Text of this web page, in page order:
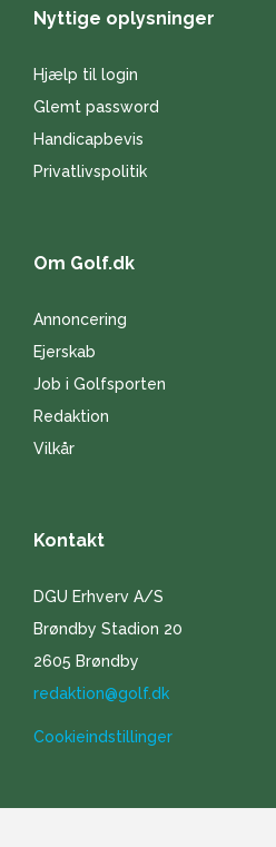
Nyttige oplysninger
Hjælp til login
Glemt password
Handicapbevis
Privatlivspolitik
Om Golf.dk
Annoncering
Ejerskab
Job i Golfsporten
Redaktion
Vilkår
Kontakt
DGU Erhverv A/S
Brøndby Stadion 20
2605 Brøndby
redaktion@golf.dk
Cookieindstillinger